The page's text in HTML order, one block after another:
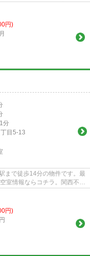
円)
分
丁目5-13
まで徒歩14分の物件です。最
室情報ならコチラ。関西不動
円)